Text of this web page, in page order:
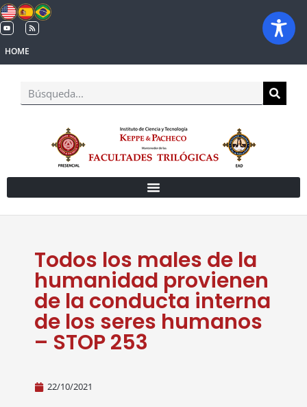
HOME
Todos los males de la
humanidad provienen
de la conducta interna
de los seres humanos
– STOP 253
22/10/2021